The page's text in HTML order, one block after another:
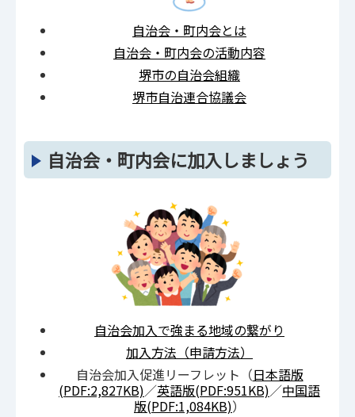
自治会・町内会とは
自治会・町内会の活動内容
堺市の自治会組織
堺市自治連合協議会
自治会・町内会に加入しましょう
自治会加入で強まる地域の繋がり
加入方法（申請方法）
自治会加入促進リーフレット（日本語版
(PDF:2,827KB)／英語版(PDF:951KB)／中国語
版(PDF:1,084KB)）